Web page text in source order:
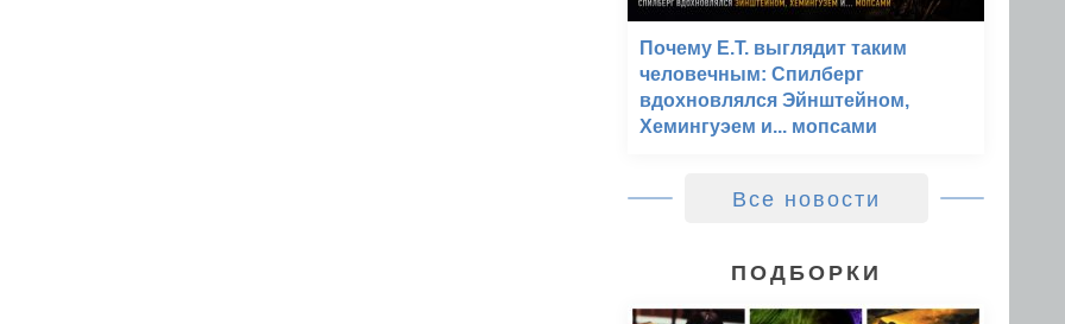
Почему E.T. выглядит таким
человечным: Спилберг
вдохновлялся Эйнштейном,
Хемингуэем и... мопсами
Все новости
ПОДБОРКИ